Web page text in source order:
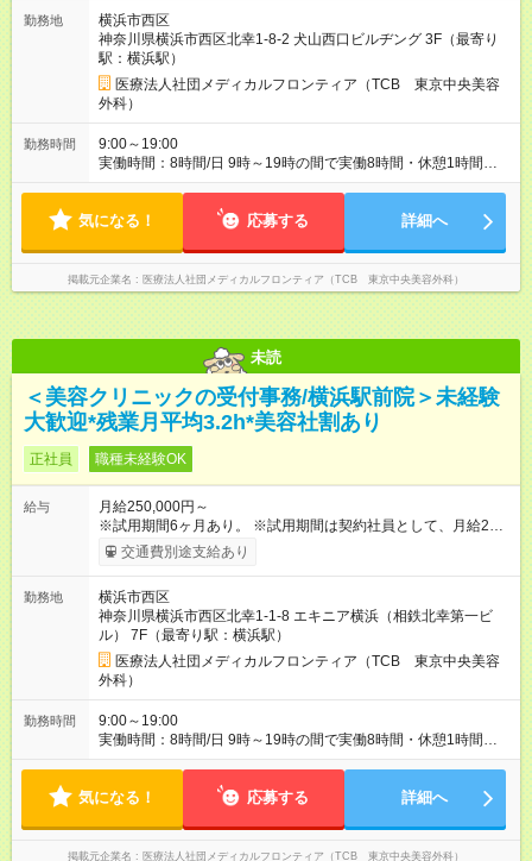
時と異なる部分があります。 雇用形態：中途採用（契約社員）
給与：月給 220,000円以上
勤務地
横浜市西区
神奈川県横浜市西区北幸1-8-2 犬山西口ビルヂング 3F（最寄り
駅：横浜駅）
医療法人社団メディカルフロンティア（TCB 東京中央美容
外科）
勤務時間
9:00～19:00
実働時間：8時間/日 9時～19時の間で実働8時間・休憩1時間
（クリニックにより9:00~18:00or10:00~19:00勤務） 【残業ほ
ィナーの予定を入れたり、お買い物、ピラティスのレッスンな
境です。
気になる！ 応募する 詳細へ
掲載元企業名 医療法人社団メディカルフロンティア（TCB 東京中央美容外科）
未読
＜美容クリニックの受付事務/横浜駅前院＞未経験
大歓迎*残業月平均3.2h*美容社割あり
正社員 職種未経験OK
給与
月給250,000円～
※試用期間6ヶ月あり。 ※試用期間は契約社員として、月給22万
円＋各種手当となります。 ※想定年収には賞与+インセンティブ
を含みます。 ◆残業手当は1分単位で全額支給 【試用期間】試用
時と異なる部分があります。 雇用形態：中途採用（契約社員）
給与：月給 220,000円以上
交通費別途支給あり
勤務地
横浜市西区
神奈川県横浜市西区北幸1-1-8 エキニア横浜（相鉄北幸第一ビ
ル） 7F（最寄り駅：横浜駅）
医療法人社団メディカルフロンティア（TCB 東京中央美容
外科）
勤務時間
9:00～19:00
実働時間：8時間/日 9時～19時の間で実働8時間・休憩1時間
（クリニックにより9:00~18:00or10:00~19:00勤務） 【残業ほ
ィナーの予定を入れたり、お買い物、ピラティスのレッスンな
境です。
気になる！ 応募する 詳細へ
掲載元企業名 医療法人社団メディカルフロンティア（TCB 東京中央美容外科）